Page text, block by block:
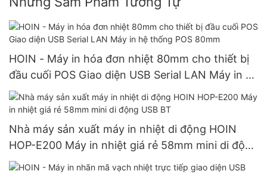
HOIN - Máy in hóa đơn nhiệt 80mm cho thiết bị
đầu cuối POS Giao diện USB Serial LAN Máy in hệ
thống POS 80mm
Nhà máy sản xuất máy in nhiệt di động HOIN
HOP-E200 Máy in nhiệt giá rẻ 58mm mini di động
USB BT